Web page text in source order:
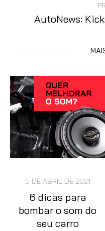
AutoNews:
5 DE ABRIL DE 2021
6 dicas para
bombar o som do
seu carro